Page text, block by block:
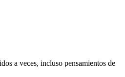
a veces, incluso pensamientos de